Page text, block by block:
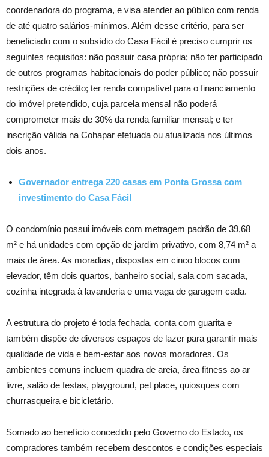
coordenadora do programa, e visa atender ao público com renda
de até quatro salários-mínimos. Além desse critério, para ser
beneficiado com o subsídio do Casa Fácil é preciso cumprir os
seguintes requisitos: não possuir casa própria; não ter participado
de outros programas habitacionais do poder público; não possuir
restrições de crédito; ter renda compatível para o financiamento
do imóvel pretendido, cuja parcela mensal não poderá
comprometer mais de 30% da renda familiar mensal; e ter
inscrição válida na Cohapar efetuada ou atualizada nos últimos
dois anos.
Governador entrega 220 casas em Ponta Grossa com
investimento do Casa Fácil
O condomínio possui imóveis com metragem padrão de 39,68
m² e há unidades com opção de jardim privativo, com 8,74 m² a
mais de área. As moradias, dispostas em cinco blocos com
elevador, têm dois quartos, banheiro social, sala com sacada,
cozinha integrada à lavanderia e uma vaga de garagem cada.
A estrutura do projeto é toda fechada, conta com guarita e
também dispõe de diversos espaços de lazer para garantir mais
qualidade de vida e bem-estar aos novos moradores. Os
ambientes comuns incluem quadra de areia, área fitness ao ar
livre, salão de festas, playground, pet place, quiosques com
churrasqueira e bicicletário.
Somado ao benefício concedido pelo Governo do Estado, os
compradores também recebem descontos e condições especiais